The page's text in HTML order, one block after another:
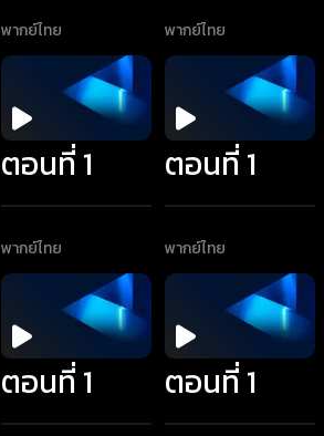
พากย์ไทย พากย์ไทย
ตอนที่ 1
พากย์ไทย
ตอนที่ 1
พากย์ไทย
ตอนที่ 1 ตอนที่ 1